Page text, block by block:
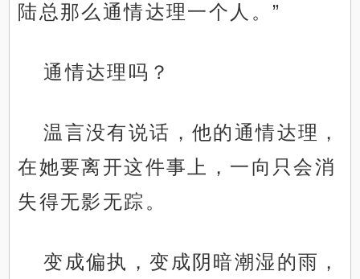
陆总那么通情达理一个人。”
通情达理吗？
温言没有说话，他的通情达理，
在她要离开这件事上，一向只会消
失得无影无踪。
变成偏执，变成阴暗潮湿的雨，